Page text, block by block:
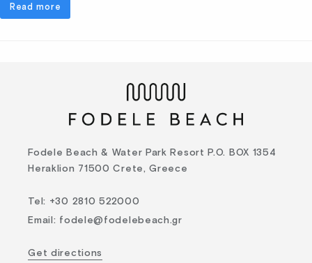
Read more
Fodele Beach & Water Park Resort P.O. BOX 1354
Heraklion 71500 Crete, Greece
Tel: +30 2810 522000
Email : fodele@fodelebeach.gr
Get directions